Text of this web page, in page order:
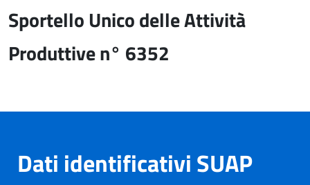
Sportello Unico delle Attività
Produttive n° 6352
Dati identificativi SUAP